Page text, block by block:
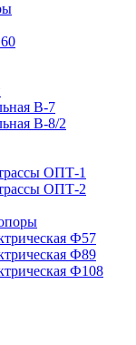
В-7
В-8/2
ОПТ-1
ОПТ-2
Ф57
Ф89
Ф108